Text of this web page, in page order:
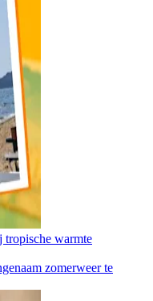
tropische warmte
zomerweer te